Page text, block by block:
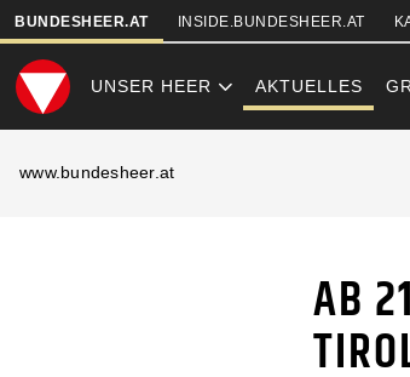
SKIPLINKS
BUNDESHEER.AT INSIDE.BUNDESHEER.AT
UNSER HEER AKTUELLES
AB 212-
www.bundesheer.at
AB